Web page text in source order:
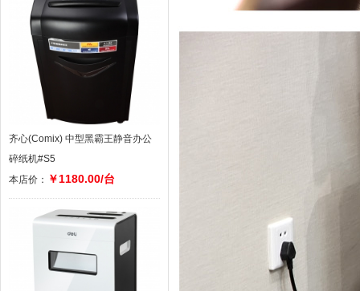
齐心(Comix) 中型黑霸王静音办公
碎纸机#S5
本店价： ￥1180.00/台